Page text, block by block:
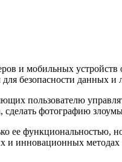
и мобильных устройств
безопасности данных
пользователю
сделать фотографию
ее функциональностью,
и инновационных